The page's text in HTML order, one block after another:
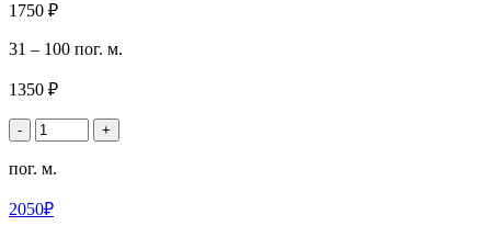
1750 ₽
31 – 100 пог. м.
1350 ₽
- +
пог. м.
2050₽